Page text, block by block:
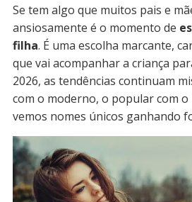
Se tem algo que muitos pais e
ansiosamente é o momento de
filha. É uma escolha marcante,
que vai acompanhar a criança
2026, as tendências continuam
com o moderno, o popular com o
vemos nomes únicos ganhando